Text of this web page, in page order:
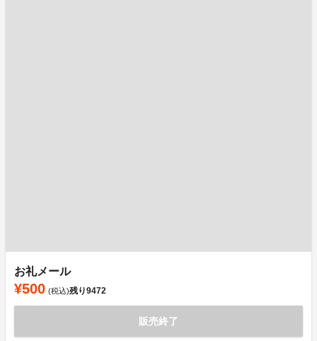
お礼メール
¥500 (税込)残り9472
販売終了